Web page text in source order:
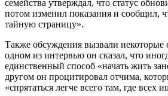
семейства утверждал, что статус
потом изменил показания и сообщил,
тайную страницу».
Также обсуждения вызвали некоторые
одном из интервью он сказал, что
единственный способ «начать жить
другом он процитировал отчима,
«спрятаться легче всего там, где всех